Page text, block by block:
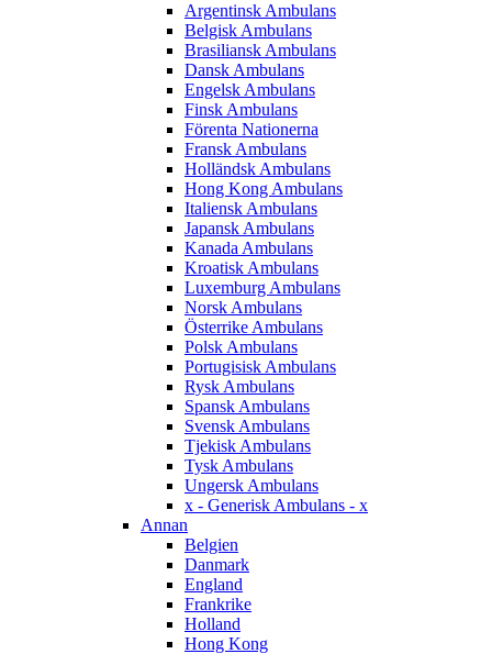
Argentinsk Ambulans
Belgisk Ambulans
Brasiliansk Ambulans
Dansk Ambulans
Engelsk Ambulans
Finsk Ambulans
Förenta Nationerna
Fransk Ambulans
Holländsk Ambulans
Hong Kong Ambulans
Italiensk Ambulans
Japansk Ambulans
Kanada Ambulans
Kroatisk Ambulans
Luxemburg Ambulans
Norsk Ambulans
Österrike Ambulans
Polsk Ambulans
Portugisisk Ambulans
Rysk Ambulans
Spansk Ambulans
Svensk Ambulans
Tjekisk Ambulans
Tysk Ambulans
Ungersk Ambulans
x - Generisk Ambulans - x
Annan
Belgien
Danmark
England
Frankrike
Holland
Hong Kong